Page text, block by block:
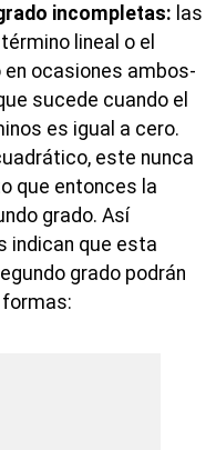
incompletas: las
lineal o el
ocasiones ambos-
sucede cuando el
es igual a cero.
este nunca
que entonces la
grado. Así
indican que esta
grado podrán